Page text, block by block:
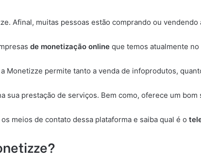
Afinal, muitas pessoas estão comprando ou vendendo
de monetização online que temos atualmente no
Monetizze permite tanto a venda de infoprodutos,
sua prestação de serviços. Bem como, oferece um
meios de contato dessa plataforma e saiba qual é o